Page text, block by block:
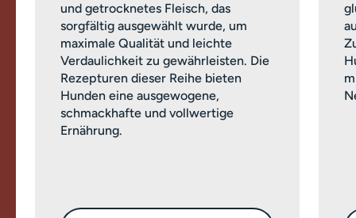
und getrocknetes Fleisch, das
sorgfältig ausgewählt wurde, um
maximale Qualität und leichte
Verdaulichkeit zu gewährleisten. Die
Rezepturen dieser Reihe bieten
Hunden eine ausgewogene,
schmackhafte und vollwertige
Ernährung.